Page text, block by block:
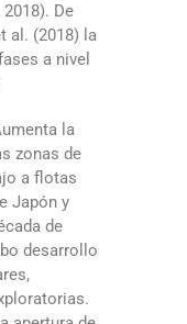
De
al. (2018) la
a nivel
la
zonas de
a flotas
Japón y
de
desarrollo